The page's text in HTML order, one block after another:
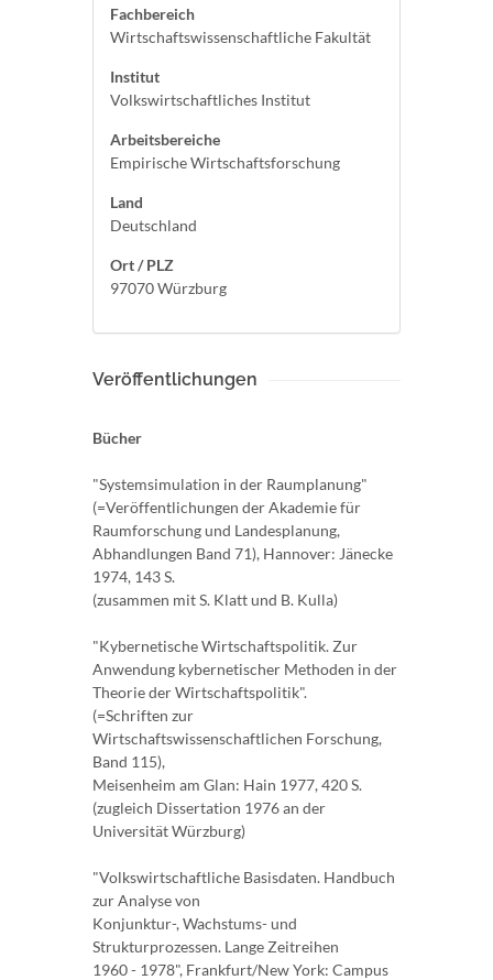
Fachbereich
Wirtschaftswissenschaftliche Fakultät
Institut
Volkswirtschaftliches Institut
Arbeitsbereiche
Empirische Wirtschaftsforschung
Land
Deutschland
Ort / PLZ
97070 Würzburg
Veröffentlichungen
Bücher
"Systemsimulation in der Raumplanung"
(=Veröffentlichungen der Akademie für
Raumforschung und Landesplanung,
Abhandlungen Band 71), Hannover: Jänecke
1974, 143 S.
(zusammen mit S. Klatt und B. Kulla)
"Kybernetische Wirtschaftspolitik. Zur
Anwendung kybernetischer Methoden in der
Theorie der Wirtschaftspolitik".
(=Schriften zur
Wirtschaftswissenschaftlichen Forschung,
Band 115),
Meisenheim am Glan: Hain 1977, 420 S.
(zugleich Dissertation 1976 an der
Universität Würzburg)
"Volkswirtschaftliche Basisdaten. Handbuch
zur Analyse von
Konjunktur-, Wachstums- und
Strukturprozessen. Lange Zeitreihen
1960 - 1978", Frankfurt/New York: Campus